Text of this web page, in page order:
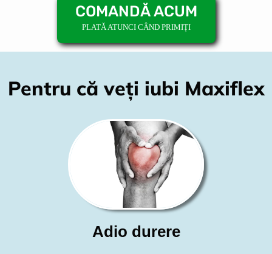
COMANDĂ ACUM
PLATĂ ATUNCI CÂND PRIMIȚI
Pentru că veți iubi Maxiflex
Adio durere